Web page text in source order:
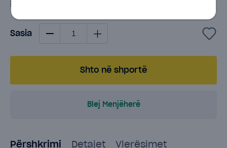
Shiko të gjitha specifikat
Sasia - + Add to Favorties
Shto në shportë
Blej Menjëherë
Përshkrimi Detajet Vlerësimet